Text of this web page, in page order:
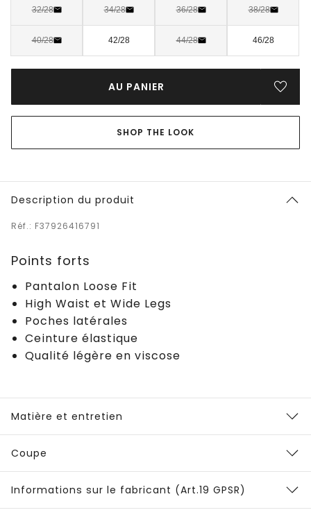
32/28 34/28 36/28 38/28
40/28 42/28 44/28 46/28
AU PANIER
SHOP THE LOOK
Description du produit
Réf.: F37926416791
Points forts
Pantalon Loose Fit
High Waist et Wide Legs
Poches latérales
Ceinture élastique
Qualité légère en viscose
Matière et entretien
Coupe
Informations sur le fabricant (Art.19 GPSR)